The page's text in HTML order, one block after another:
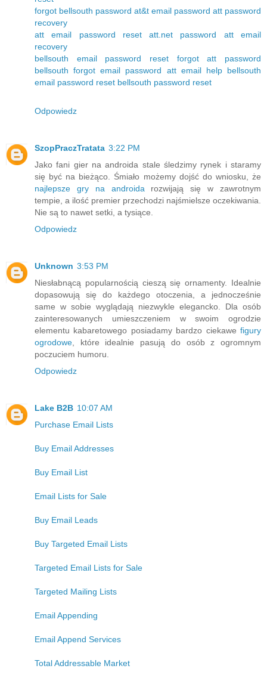
forgot bellsouth password at&t email password att password
recovery
att email password resetatt.net password att email
recovery
bellsouth email password reset
forgot att password
bellsouth forgot email password
att email help bellsouth
email password reset bellsouth password reset
Odpowiedz
SzopPraczTratata 3:22 PM
Jako fani gier na androida stale śledzimy rynek i staramy
się być na bieżąco. Śmiało możemy dojść do wniosku, że
najlepsze gry na androida rozwijają się w zawrotnym
tempie, a ilość premier przechodzi najśmielsze oczekiwania.
Nie są to nawet setki, a tysiące.
Odpowiedz
Unknown 3:53 PM
Niesłabnącą popularnością cieszą się ornamenty. Idealnie
dopasowują się do każdego otoczenia, a jednocześnie
same w sobie wyglądają niezwykle elegancko. Dla osób
zainteresowanych umieszczeniem w swoim ogrodzie
elementu kabaretowego posiadamy bardzo ciekawe figury
ogrodowe , które idealnie pasują do osób z ogromnym
poczuciem humoru.
Odpowiedz
Lake B2B 10:07 AM
Purchase Email Lists
Buy Email Addresses
Buy Email List
Email Lists for Sale
Buy Email Leads
Buy Targeted Email Lists
Targeted Email Lists for Sale
Targeted Mailing Lists
Email Appending
Email Append Services
Total Addressable Market